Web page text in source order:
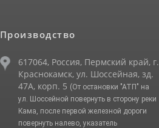
Производство
617064, Россия, Пермский край, г.
Краснокамск, ул. Шоссейная, зд.
47А, корп. 5 (От остановки "АТП" на
ул. Шоссейной повернуть в сторону реки
Кама, после первой железной дороги
повернуть налево, указатель